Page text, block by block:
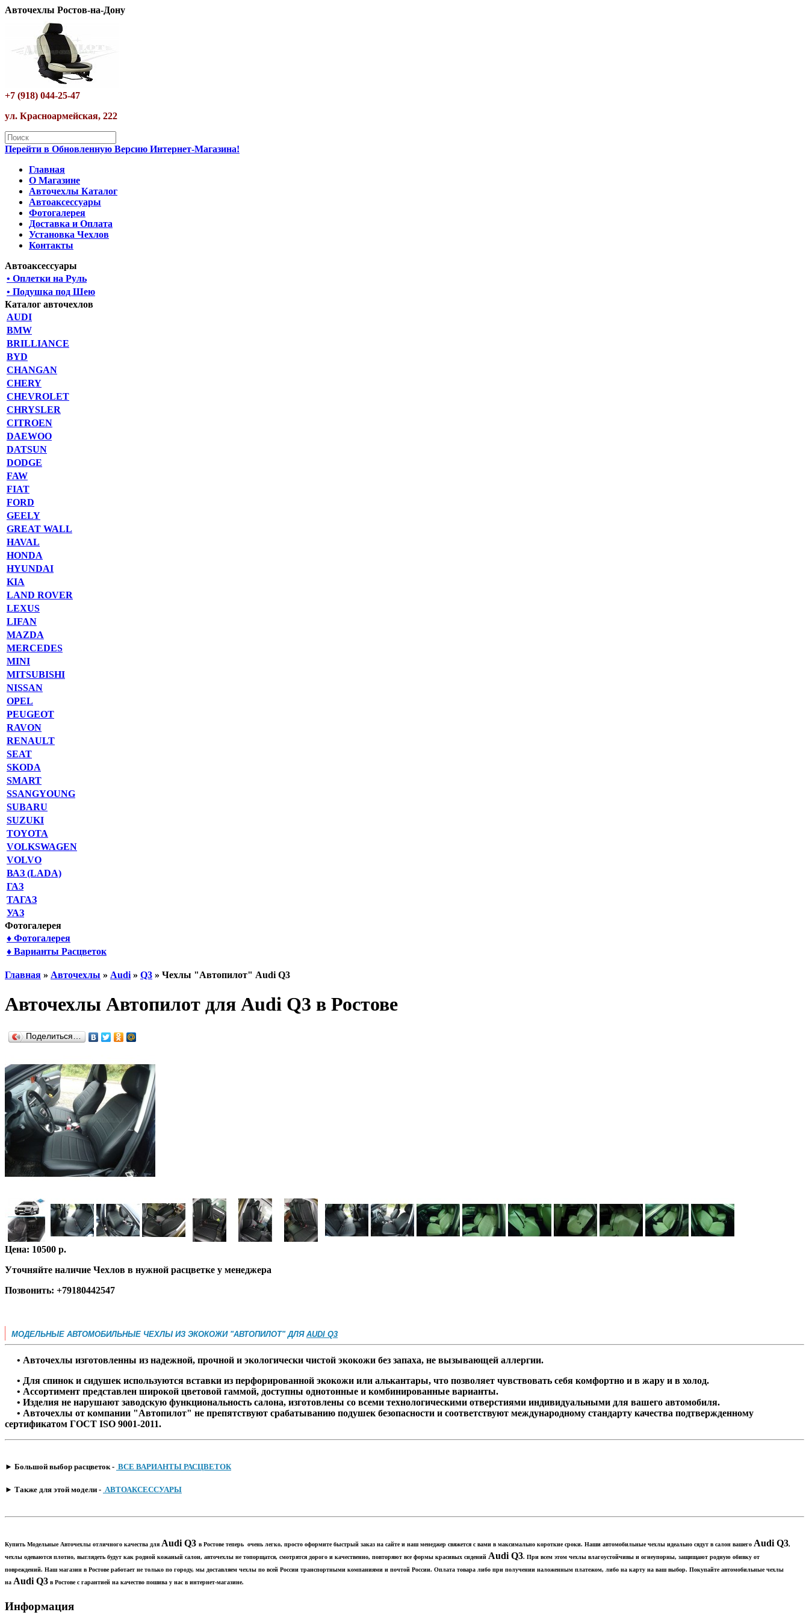
Авточехлы Ростов-на-Дону
+7 (918) 044-25-47
ул. Красноармейская, 222
Перейти в Обновленную Версию Интернет-Магазина!
Главная
О Магазине
Авточехлы Каталог
Автоаксессуары
Фотогалерея
Доставка и Оплата
Установка Чехлов
Контакты
Автоаксессуары
• Оплетки на Руль
• Подушка под Шею
Каталог авточехлов
AUDI
BMW
BRILLIANCE
BYD
CHANGAN
CHERY
CHEVROLET
CHRYSLER
CITROEN
DAEWOO
DATSUN
DODGE
FAW
FIAT
FORD
GEELY
GREAT WALL
HAVAL
HONDA
HYUNDAI
KIA
LAND ROVER
LEXUS
LIFAN
MAZDA
MERCEDES
MINI
MITSUBISHI
NISSAN
OPEL
PEUGEOT
RAVON
RENAULT
SEAT
SKODA
SMART
SSANGYOUNG
SUBARU
SUZUKI
TOYOTA
VOLKSWAGEN
VOLVO
ВАЗ (LADA)
ГАЗ
ТАГАЗ
УАЗ
Фотогалерея
♦ Фотогалерея
♦ Варианты Расцветок
Главная » Авточехлы » Audi » Q3 » Чехлы "Автопилот" Audi Q3
Авточехлы Автопилот для Audi Q3 в Ростове
Поделиться…
Цена: 10500 р.
Уточняйте наличие Чехлов в нужной расцветке у менеджера
Позвонить: +79180442547
МОДЕЛЬНЫЕ АВТОМОБИЛЬНЫЕ ЧЕХЛЫ ИЗ ЭКОКОЖИ "АВТОПИЛОТ" ДЛЯ AUDI Q3
• Авточехлы изготовленны из надежной, прочной и экологически чистой экокожи без запаха, не вызывающей аллергии.
• Для спинок и сидушек используются вставки из перфорированной экокожи или алькантары, что позволяет чувствовать себя комфортно и в жару и в холод.
• Ассортимент представлен широкой цветовой гаммой, доступны однотонные и комбинированные варианты.
• Изделия не нарушают заводскую функциональность салона, изготовлены со всеми технологическими отверстиями индивидуальными для вашего автомобиля.
• Авточехлы от компании "Автопилот" не препятствуют срабатыванию подушек безопасности и соответствуют международному стандарту качества подтвержденному
сертификатом ГОСТ ISO 9001-2011.
​► Большой выбор расцветок - ВСЕ ВАРИАНТЫ РАСЦВЕТОК
​► Также для этой модели - АВТОАКСЕССУАРЫ
Купить Модельные Авточехлы отличного качества для Audi Q3 в Ростове теперь очень легко, просто оформите быстрый заказ на сайте и наш менеджер свяжется с вами в максимально короткие сроки. Наши автомобильные чехлы идеально сядут в салон вашего Audi Q3​,
чехлы одеваются плотно, выглядеть будут как родной кожаный салон, авточехлы не топорщатся, смотрятся дорого и качественно, повторяют все формы красивых сидений Audi Q3. При всем этом чехлы влагоустойчивы и огнеупорны, защищают родную обивку от
повреждений. Наш магазин в Ростове работает не только по городу, мы доставляем чехлы по всей России транспортными компаниями и почтой России. Оплата товара либо при получении наложенным платежом, либо на карту на ваш выбор. Покупайте автомобильные чехлы
на Audi Q3 в Ростове с гарантией на качество пошива у нас в интернет-магазине.
Информация